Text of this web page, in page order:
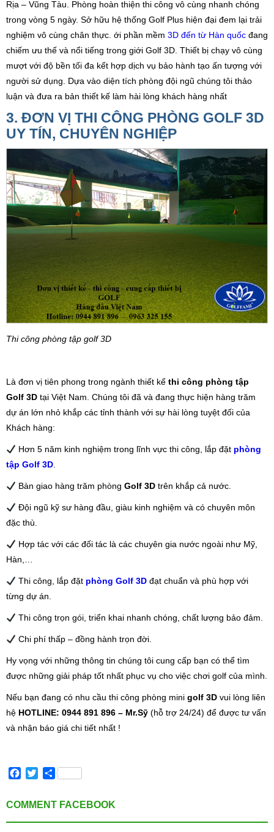
Rịa – Vũng Tàu. Phòng hoàn thiện thi công vô cùng nhanh chóng
trong vòng 5 ngày. Sở hữu hệ thống Golf Plus hiện đại đem lại trải
nghiệm vô cùng chân thực. ới phần mềm 3D đến từ Hàn quốc đang
chiếm ưu thế và nổi tiếng trong giới Golf 3D. Thiết bị chạy vô cùng
mượt với độ bền tối đa kết hợp dịch vụ bảo hành tạo ấn tượng với
người sử dụng. Dựa vào diện tích phòng đội ngũ chúng tôi thảo
luận và đưa ra bản thiết kế làm hài lòng khách hàng nhất
3. ĐƠN VỊ THI CÔNG PHÒNG GOLF 3D
UY TÍN, CHUYÊN NGHIỆP
Thi công phòng tập golf 3D
Là đơn vị tiên phong trong ngành thiết kế thi công phòng tập
Golf 3D tại Việt Nam. Chúng tôi đã và đang thực hiện hàng trăm
dự án lớn nhỏ khắp các tỉnh thành với sự hài lòng tuyệt đối của
Khách hàng:
Hơn 5 năm kinh nghiệm trong lĩnh vực thi công, lắp đặt phòng
tập Golf 3D.
Bàn giao hàng trăm phòng Golf 3Dtrên khắp cả nước.
Đội ngũ kỹ sư hàng đầu, giàu kinh nghiệm và có chuyên môn
đặc thù.
Hợp tác với các đối tác là các chuyên gia nước ngoài như Mỹ,
Hàn,…
Thi công, lắp đặt phòng Golf 3Dđạt chuẩn và phù hợp với
từng dự án.
Thi công trọn gói, triển khai nhanh chóng, chất lượng bảo đảm.
Chi phí thấp – đồng hành trọn đời.
Hy vọng với những thông tin chúng tôi cung cấp bạn có thể tìm
được những giải pháp tốt nhất phục vụ cho việc chơi golf của mình.
Nếu bạn đang có nhu cầu thi công phòng mini golf 3D vui lòng liên
hệ HOTLINE: 0944 891 896 – Mr.Sỹ (hỗ trợ 24/24) để được tư vấn
và nhận báo giá chi tiết nhất !
Facebook
TwitterShare
COMMENT FACEBOOK